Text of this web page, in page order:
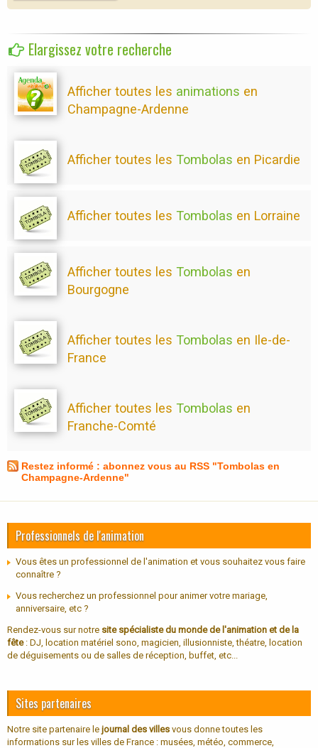
Elargissez votre recherche
Afficher toutes les animations en
Champagne-Ardenne
Afficher toutes les Tombolas en Picardie
Afficher toutes les Tombolas en Lorraine
Afficher toutes les Tombolas en
Bourgogne
Afficher toutes les Tombolas en Ile-de-
France
Afficher toutes les Tombolas en
Franche-Comté
Restez informé : abonnez vous au RSS "Tombolas en
Champagne-Ardenne"
Professionnels de l'animation
Vous êtes un professionnel de l'animation et vous souhaitez vous faire
connaître ?
Vous recherchez un professionnel pour animer votre mariage,
anniversaire, etc ?
Rendez-vous sur notre site spécialiste du monde de l'animation et de la
fête: DJ, location matériel sono, magicien, illusionniste, théatre, location
de déguisements ou de salles de réception, buffet, etc...
Sites partenaires
Notre site partenaire le journal des villes vous donne toutes les
informations sur les villes de France : musées, météo, commerce,